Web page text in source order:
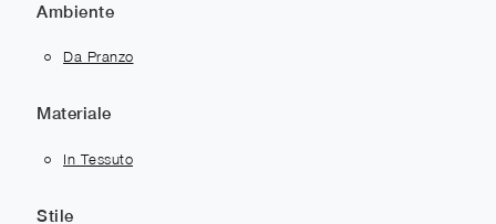
Ambiente
Da Pranzo
Materiale
In Tessuto
Stile